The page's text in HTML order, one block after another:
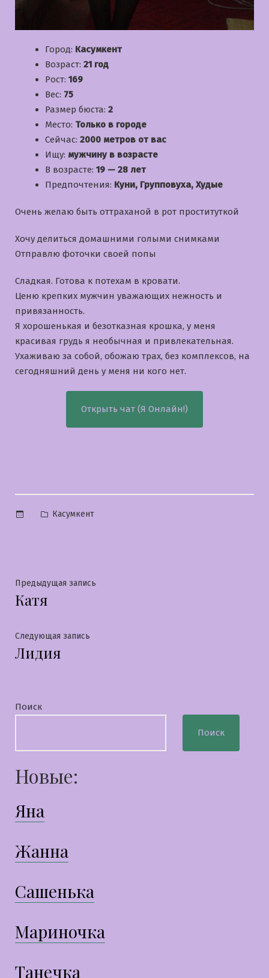
Город: Касумкент
Возраст: 21 год
Рост: 169
Вес: 75
Размер бюста: 2
Место: Только в городе
Сейчас: 2000 метров от вас
Ищу: мужчину в возрасте
В возрасте: 19 — 28 лет
Предпочтения: Куни, Групповуха, Худые
Очень желаю быть оттраханой в рот проституткой
Хочу делиться домашними голыми снимками
Отправлю фоточки своей попы
Сладкая. Готова к потехам в кровати.
Ценю крепких мужчин уважающих нежность и
привязанность.
Я хорошенькая и безотказная крошка, у меня
красивая грудь я необычная и привлекательная.
Ухаживаю за собой, обожаю трах, без комплексов, на
сегодняшний день у меня ни кого нет.
Открыть чат (Я Онлайн!)
Опубликовано
Касумкент
Навигация
по
записям
Предыдущая запись
Катя
Следующая запись
Лидия
Поиск
Поиск
Новые:
Яна
Жанна
Сашенька
Мариночка
Танечка